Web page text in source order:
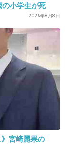
してくれた上
プラインにいる
の小学生が死
の引率責任者の
給」の懲戒処
親は「軽過ぎ
得できない」
2026年8月8日
宮崎麗果の